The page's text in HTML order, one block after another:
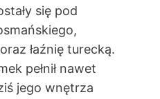
się pod
łaźnię turecką.
pełnił nawet
jego wnętrza